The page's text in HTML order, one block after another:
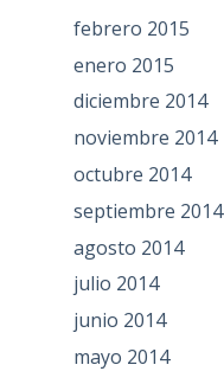
febrero 2015
enero 2015
diciembre 2014
noviembre 2014
octubre 2014
septiembre 2014
agosto 2014
julio 2014
junio 2014
mayo 2014